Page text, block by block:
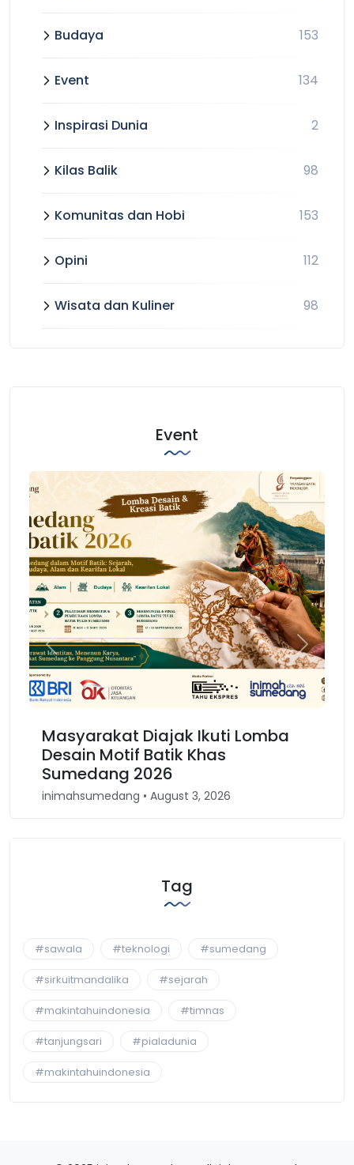
Budaya 153
Event 134
Inspirasi Dunia 2
Kilas Balik 98
Komunitas dan Hobi 153
Opini 112
Wisata dan Kuliner 98
Event
Ikuti Lomba
Khas
3, 2026
Karnaval Binokasih,
Kembali Spirit
inimahsumedang • April 30,
Previous Next
Tag
#sawala #teknologi #sumedang
#sirkuitmandalika #sejarah
#makintahuindonesia #timnas
#tanjungsari #pialadunia
#makintahuindonesia